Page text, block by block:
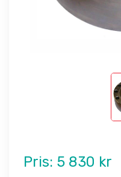
Pris: 5 830 kr